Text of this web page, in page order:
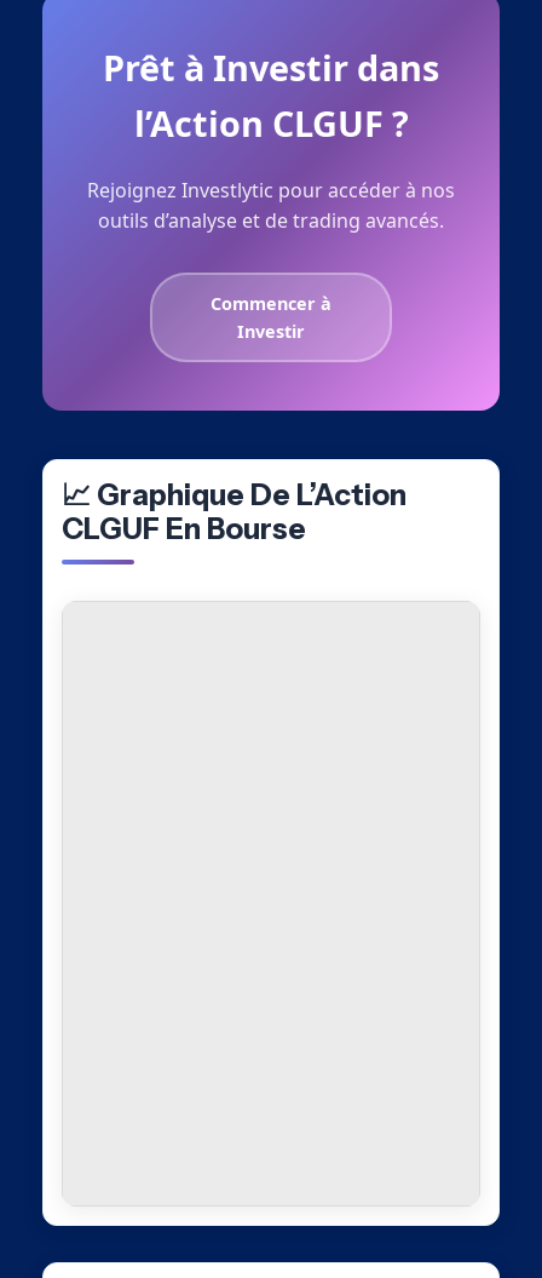
Prêt à Investir dans
l’Action CLGUF ?
Rejoignez Investlytic pour accéder à nos
outils d’analyse et de trading avancés.
Commencer à
Investir
📈 Graphique De L’Action
CLGUF En Bourse